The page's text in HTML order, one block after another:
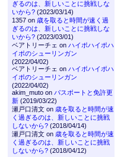
ぎるのは、新しいことに挑戦しな
いから?(2023/03/14)
1357 on 歳を取ると時間が速く過
ぎるのは、新しいことに挑戦しな
いから?(2023/03/01)
ベアトリーチェ on ハイポハイポハ
イポのシューリンガン
(2022/04/02)
ベアトリーチェ on ハイポハイポハ
イポのシューリンガン
(2022/04/02)
akim_muto on パスポートと免許更
新(2019/03/22)
瀬戸口清文 on 歳を取ると時間が速
く過ぎるのは、新しいことに挑戦
しないから?(2018/04/14)
瀬戸口清文 on 歳を取ると時間が速
く過ぎるのは、新しいことに挑戦
しないから?(2018/04/12)